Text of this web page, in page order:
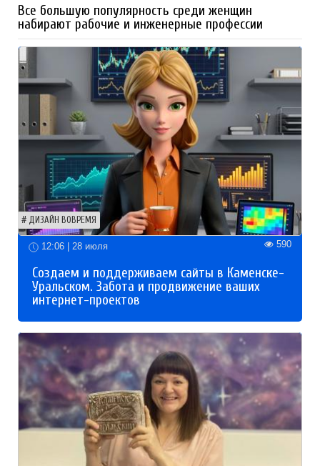
Все большую популярность среди женщин
набирают рабочие и инженерные профессии
ДИЗАЙН ВОВРЕМЯ
12:06 | 28 июля 590
Создаем и поддерживаем сайты в Каменске-
Уральском. Забота и продвижение ваших
интернет-проектов